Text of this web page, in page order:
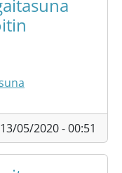
05/2020 - 00:51